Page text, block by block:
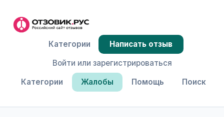
Категории Жалобы Помощь Поиск
Категории
Написать отзыв
Войти или зарегистрироваться